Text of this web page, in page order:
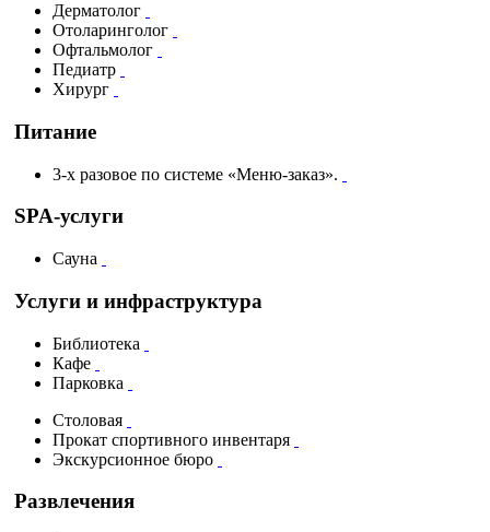
Дерматолог
Отоларинголог
Офтальмолог
Педиатр
Хирург
Питание
3-х разовое по системе «Меню-заказ».
SPA-услуги
Сауна
Услуги и инфраструктура
Библиотека
Кафе
Парковка
Столовая
Прокат спортивного инвентаря
Экскурсионное бюро
Развлечения